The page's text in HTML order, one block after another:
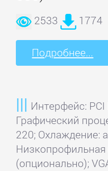
2533 1774
Подробнее...
Интерфейс:
Графический
220; Охлаждение:
(опционально);
BIOSTAR
EliteGroup
EVGA